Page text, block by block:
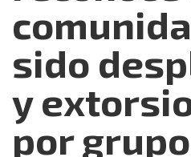
sido
y
por